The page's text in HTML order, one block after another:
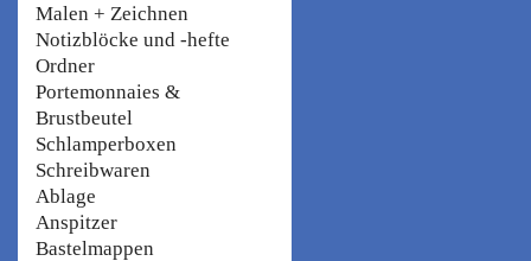
Malen + Zeichnen
Notizblöcke und -hefte
Ordner
Portemonnaies &
Brustbeutel
Schlamperboxen
Schreibwaren
Ablage
Anspitzer
Bastelmappen